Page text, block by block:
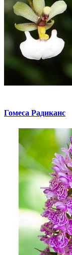
Гомеса Радиканс